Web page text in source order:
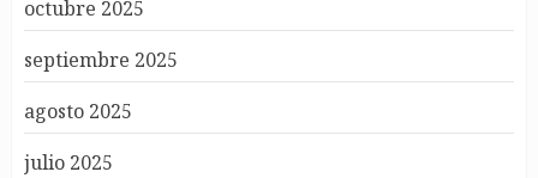
octubre 2025
septiembre 2025
agosto 2025
julio 2025